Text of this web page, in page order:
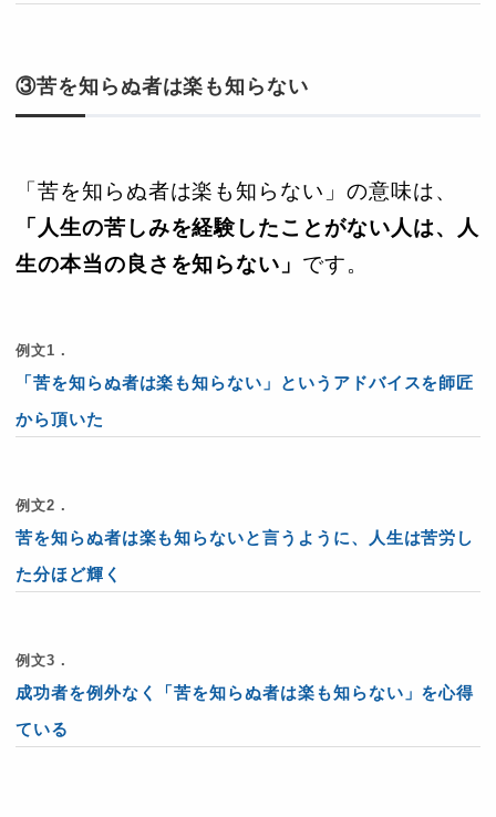
③苦を知らぬ者は楽も知らない
「苦を知らぬ者は楽も知らない」の意味は、
「人生の苦しみを経験したことがない人は、人
生の本当の良さを知らない」 です。
例文1．
「苦を知らぬ者は楽も知らない」というアドバイスを師匠
から頂いた
例文2．
苦を知らぬ者は楽も知らないと言うように、人生は苦労し
た分ほど輝く
例文3．
成功者を例外なく「苦を知らぬ者は楽も知らない」を心得
ている